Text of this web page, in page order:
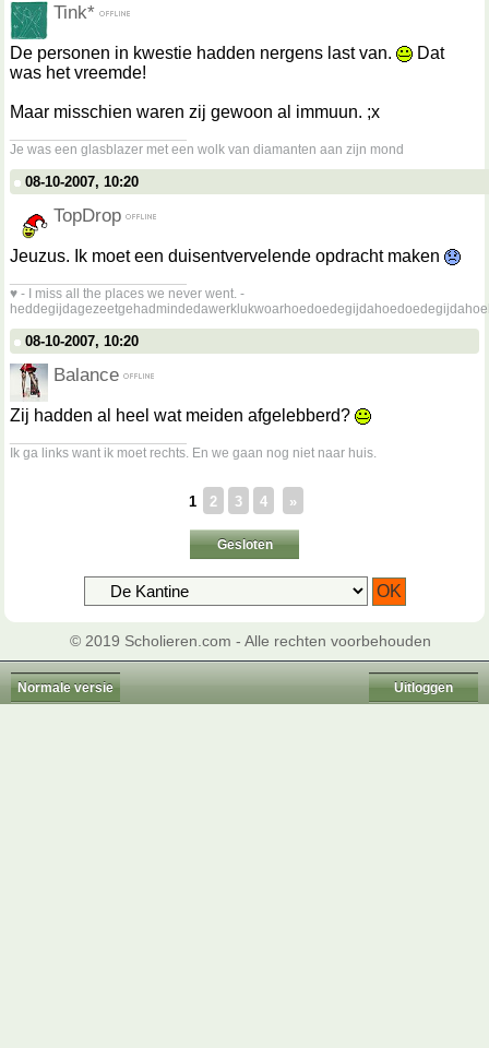
Tink*
De personen in kwestie hadden nergens last van.
Dat
was het vreemde!
Maar misschien waren zij gewoon al immuun. ;x
Je was een glasblazer met een wolk van diamanten aan zijn mond
08-10-2007, 10:20
TopDrop
Jeuzus. Ik moet een duisentvervelende opdracht maken
♥ - I miss all the places we never went. -
08-10-2007, 10:20
Balance
Zij hadden al heel wat meiden afgelebberd?
Ik ga links want ik moet rechts. En we gaan nog niet naar huis.
1 2 3 4 »
Gesloten
© 2019 Scholieren.com - Alle rechten voorbehouden
Normale versie Uitloggen